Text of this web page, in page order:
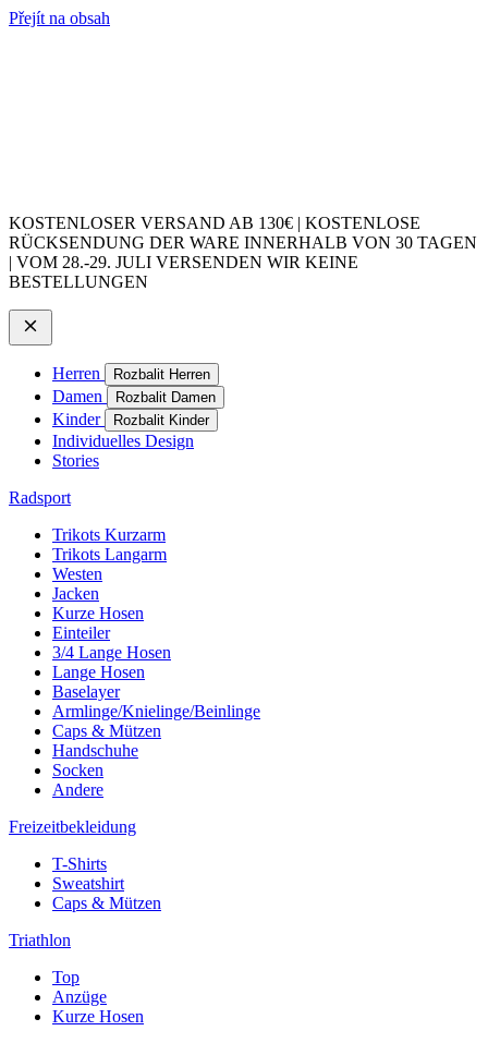
Přejít na obsah
KOSTENLOSER VERSAND AB 130€ | KOSTENLOSE
RÜCKSENDUNG DER WARE INNERHALB VON 30 TAGEN
| VOM 28.-29. JULI VERSENDEN WIR KEINE
BESTELLUNGEN
Herren Rozbalit Herren
Damen Rozbalit Damen
Kinder Rozbalit Kinder
Individuelles Design
Stories
Radsport
Trikots Kurzarm
Trikots Langarm
Westen
Jacken
Kurze Hosen
Einteiler
3/4 Lange Hosen
Lange Hosen
Baselayer
Armlinge/Knielinge/Beinlinge
Caps & Mützen
Handschuhe
Socken
Andere
Freizeitbekleidung
T-Shirts
Sweatshirt
Caps & Mützen
Triathlon
Top
Anzüge
Kurze Hosen